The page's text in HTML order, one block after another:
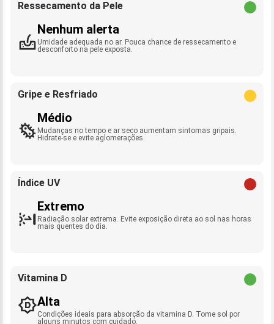
Ressecamento da Pele
Nenhum alerta
Umidade adequada no ar. Pouca chance de ressecamento e
desconforto na pele exposta.
Gripe e Resfriado
Médio
Mudanças no tempo e ar seco aumentam sintomas gripais.
Hidrate-se e evite aglomerações.
Índice UV
Extremo
Radiação solar extrema. Evite exposição direta ao sol nas horas
mais quentes do dia.
Vitamina D
Alta
Condições ideais para absorção da vitamina D. Tome sol por
alguns minutos com cuidado.